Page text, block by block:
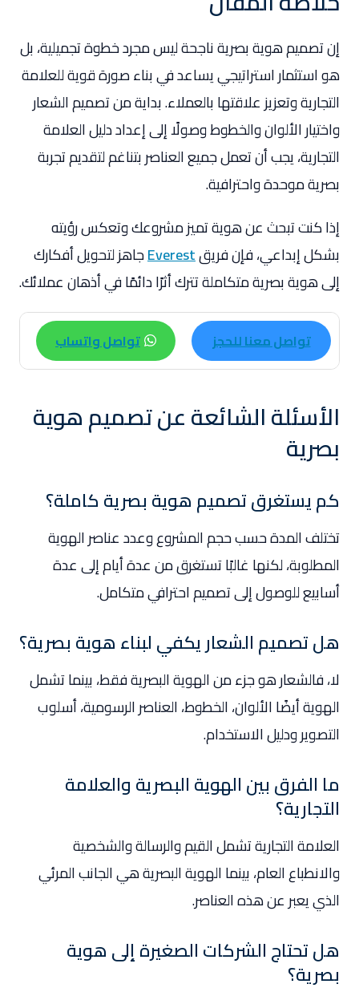
إن تصميم هوية بصرية ناجحة ليس مجرد خطوة تجميلية، بل
هو استثمار استراتيجي يساعد في بناء صورة قوية للعلامة
التجارية وتعزيز علاقتها بالعملاء. بداية من تصميم الشعار
واختيار الألوان والخطوط وصولًا إلى إعداد دليل العلامة
التجارية، يجب أن تعمل جميع العناصر بتناغم لتقديم تجربة
بصرية موحدة واحترافية.
إذا كنت تبحث عن هوية تميز مشروعك وتعكس رؤيته
بشكل إبداعي، فإن فريقEverestجاهز لتحويل أفكارك
إلى هوية بصرية متكاملة تترك أثرًا دائمًا في أذهان عملائك.
تواصل معنا للحجز تواصل واتساب
الأسئلة الشائعة عن تصميم هوية
بصرية
كم يستغرق تصميم هوية بصرية كاملة؟
تختلف المدة حسب حجم المشروع وعدد عناصر الهوية
المطلوبة، لكنها غالبًا تستغرق من عدة أيام إلى عدة
أسابيع للوصول إلى تصميم احترافي متكامل.
هل تصميم الشعار يكفي لبناء هوية بصرية؟
لا، فالشعار هو جزء من الهوية البصرية فقط، بينما تشمل
الهوية أيضًا الألوان، الخطوط، العناصر الرسومية، أسلوب
التصوير ودليل الاستخدام.
ما الفرق بين الهوية البصرية والعلامة
التجارية؟
العلامة التجارية تشمل القيم والرسالة والشخصية
والانطباع العام، بينما الهوية البصرية هي الجانب المرئي
الذي يعبر عن هذه العناصر.
هل تحتاج الشركات الصغيرة إلى هوية
بصرية؟